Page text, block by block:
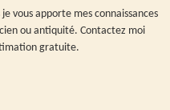
vous apporte mes connaissances
ou antiquité. Contactez moi
gratuite.